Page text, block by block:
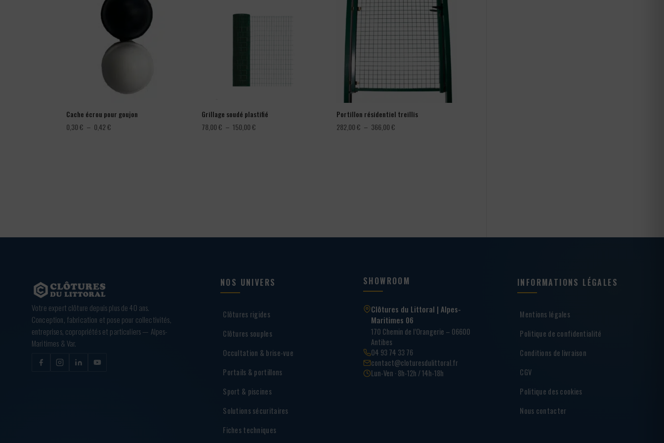
Cache écrou pour goujon
0,30€ – 0,42€
Grillage soudé plastifié
78,00€ – 150,00€Plage
Portillon résidentiel treillis
282,00€ – 366,00€
Votre expert clôture depuis plus de 40 ans.
Conception, fabrication et pose pour collectivités,
entreprises, copropriétés et particuliers — Alpes-
Maritimes & Var.
NOS UNIVERS
Clôtures rigides
Clôtures souples
Occultation & brise-vue
Portails & portillons
Sport & piscines
Solutions sécuritaires
Fiches techniques
SHOWROOM
Clôtures du Littoral | Alpes-
Maritimes 06
170 Chemin de l’Orangerie – 06600
Antibes
04 93 74 33 76
contact@cloturesdulittoral.fr
Lun-Ven · 8h-12h / 14h-18h
INFORMATIONS LÉGALES
Mentions légales
Politique de confidentialité
Conditions de livraison
CGV
Politique des cookies
Nous contacter